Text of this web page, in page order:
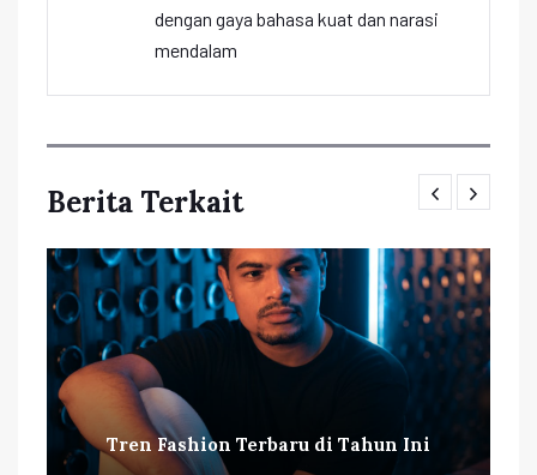
dengan gaya bahasa kuat dan narasi
mendalam
Berita Terkait
Tren Fashion Terbaru di Tahun Ini